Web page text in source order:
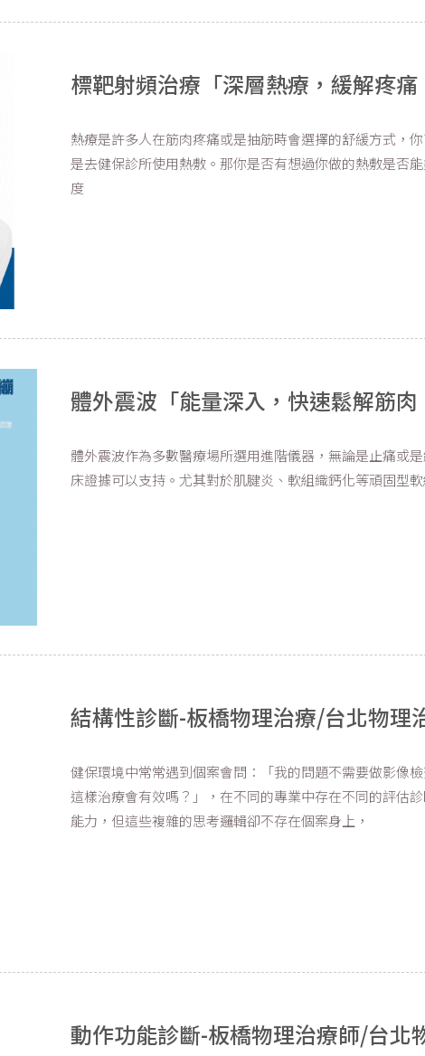
標靶射頻治療「深層熱療，緩解疼痛
熱療是許多人在筋肉疼痛或是抽筋時會選擇的舒緩方式，
是去健保診所使用熱敷。那你是否有想過你做的熱敷是否
度
體外震波「能量深入，快速鬆解筋肉
體外震波作為多數醫療場所選用進階儀器，無論是止痛或
床證據可以支持。尤其對於肌腱炎、軟組織鈣化等頑固型
結構性診斷-板橋物理治療/台北物理
健保環境中常常遇到個案會問：「我的問題不需要做影像
這樣治療會有效嗎？」，在不同的專業中存在不同的評估
能力，但這些複雜的思考邏輯卻不存在個案身上，
動作功能診斷-板橋物理治療師/台北